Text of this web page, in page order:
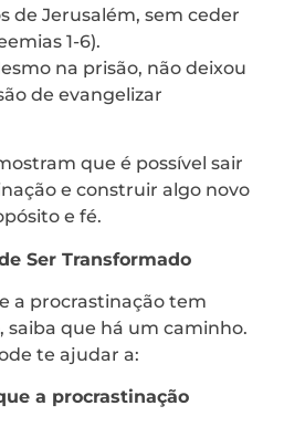
de Jerusalém, sem ceder
1-6).
na prisão, não deixou
de evangelizar
que é possível sair
e construir algo novo
e fé.
Ser Transformado
a procrastinação tem
saiba que há um caminho.
te ajudar a:
a procrastinação